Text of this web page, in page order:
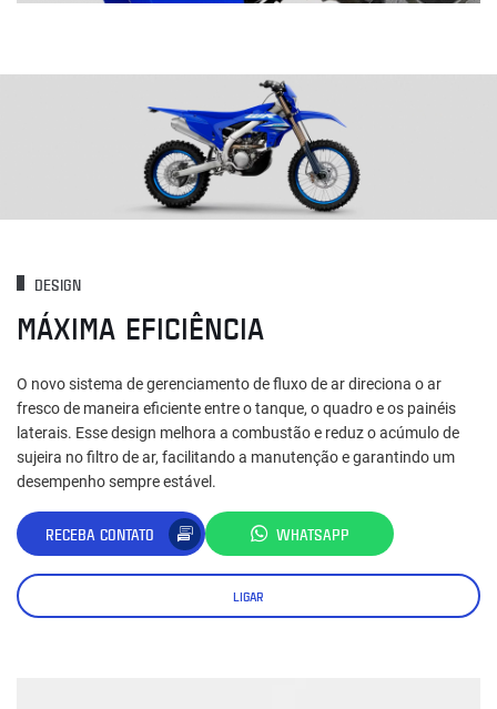
DESIGN
MÁXIMA EFICIÊNCIA
O novo sistema de gerenciamento de fluxo de ar direciona o ar
fresco de maneira eficiente entre o tanque, o quadro e os painéis
laterais. Esse design melhora a combustão e reduz o acúmulo de
sujeira no filtro de ar, facilitando a manutenção e garantindo um
desempenho sempre estável.
RECEBA CONTATO WHATSAPP
LIGAR